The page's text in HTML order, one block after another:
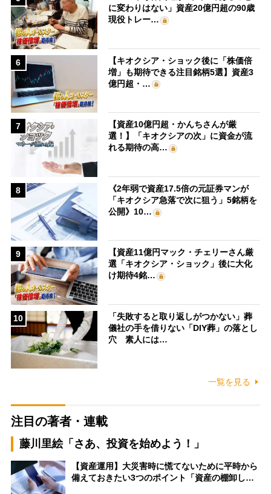
に変わりはない」資産20億円超の90歳
現役トレー…
6
【キオクシア・ショック後に「株価倍
増」も期待できる注目銘柄5選】資産3
億円超・…
7
【資産10億円超・かんちさんが厳
選！】「キオクシアの次」に資金が流
れる期待の高…
8
《2年弱で資産17.5倍の元証券マンが
「キオクシア急落で次に狙う」5銘柄を
公開》10…
9
【資産11億円マック・チェリーさん厳
選「キオクシア・ショック」後に大化
け期待4銘…
10
「失敗すると取り返しがつかない」葬
儀社の手を借りない「DIY葬」の落とし
穴 素人には…
一覧を見る
注目の著者・連載
藤川里絵「さあ、投資を始めよう！」
【資産運用】大災害時に慌てないために平時から
備えておきたい3つのポイント「資産の棚卸し…